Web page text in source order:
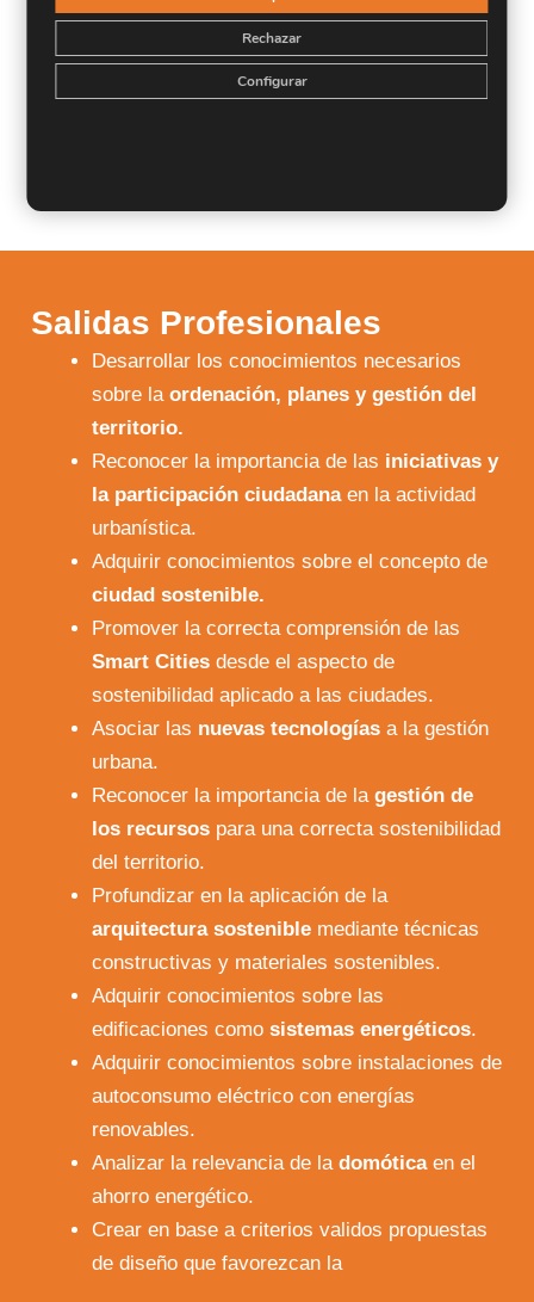
Adquirir conocimientos sobre instalaciones de
autoconsumo eléctrico con energías renovables.
Analizar la relevancia de ladomóticaen el ahorro
energético.
Salidas Profesionales
Desarrollar los conocimientos necesarios
sobre laordenación, planes y gestión del
territorio.
Reconocer la importancia de las iniciativas y
la participación ciudadanaen la actividad
urbanística.
Adquirir conocimientos sobre el concepto de
ciudad sostenible.
Promover la correcta comprensión de las
Smart Citiesdesde el aspecto de
sostenibilidad aplicado a las ciudades.
Asociar las nuevas tecnologías a la gestión
urbana.
Reconocer la importancia de lagestión de
los recursos para una correcta sostenibilidad
del territorio.
Profundizar en la aplicación de la
arquitectura sostenible mediante técnicas
constructivas y materiales sostenibles.
Adquirir conocimientos sobre las
edificaciones comosistemas energéticos.
Adquirir conocimientos sobre instalaciones de
autoconsumo eléctrico con energías
renovables.
Analizar la relevancia de ladomóticaen el
ahorro energético.
Crear en base a criterios validos propuestas
de diseño que favorezcan la
Rechazar
Configurar